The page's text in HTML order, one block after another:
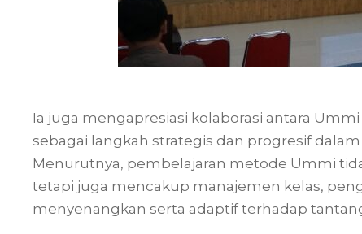
Ia juga mengapresiasi kolaborasi antara
sebagai langkah strategis dan progresif
Menurutnya, pembelajaran metode Ummi
tetapi juga mencakup manajemen kelas,
menyenangkan serta adaptif terhadap